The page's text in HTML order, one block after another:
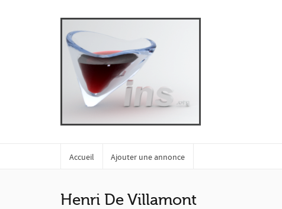
Accueil Ajouter une annonce
Henri De Villamont